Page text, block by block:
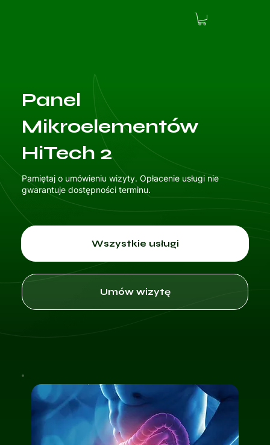
Panel
Mikroelementów
HiTech 2
Pamiętaj o umówieniu wizyty. Opłacenie usługi nie
gwarantuje dostępności terminu.
Wszystkie usługi
Umów wizytę